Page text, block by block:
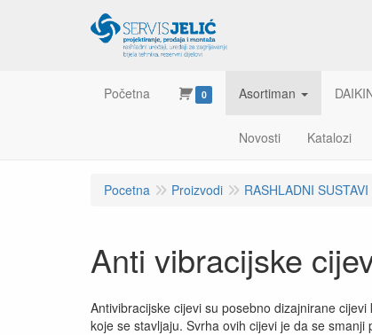
Početna 0 Asortiman
Novosti Katalozi
Pocetna Proizvodi RASHLADNI SUSTAVI
Anti vibracijske
Antivibracijske cijevi su posebno dizajnirane
koje se stavljaju. Svrha ovih cijevi je da se